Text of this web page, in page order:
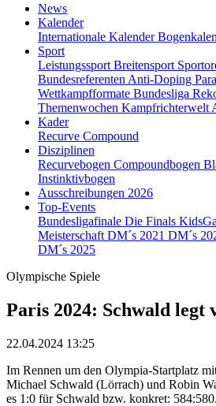
News
Kalender
Internationale Kalender
Sport
Leistungssport Breitensport
Bundesreferenten Anti-Doping
Wettkampfformate Bundesliga
Themenwochen Kampfrichterwelt
Kader
Recurve Compound
Disziplinen
Recurvebogen Compoundbogen
Instinktivbogen
Ausschreibungen 2026
Top-Events
Bundesligafinale Die Finals
Meisterschaft DM´s 2021 DM´s
DM´s 2025
Olympische Spiele
Paris 2024: Schwald legt
22.04.2024 13:25
Im Rennen um den Olympia-Startplatz
Michael Schwald (Lörrach) und Robin
es 1:0 für Schwald bzw. konkret: 584:580.